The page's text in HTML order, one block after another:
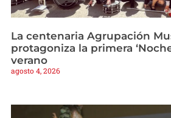
La centenaria Agrupación
protagoniza la primera
verano
agosto 4, 2026